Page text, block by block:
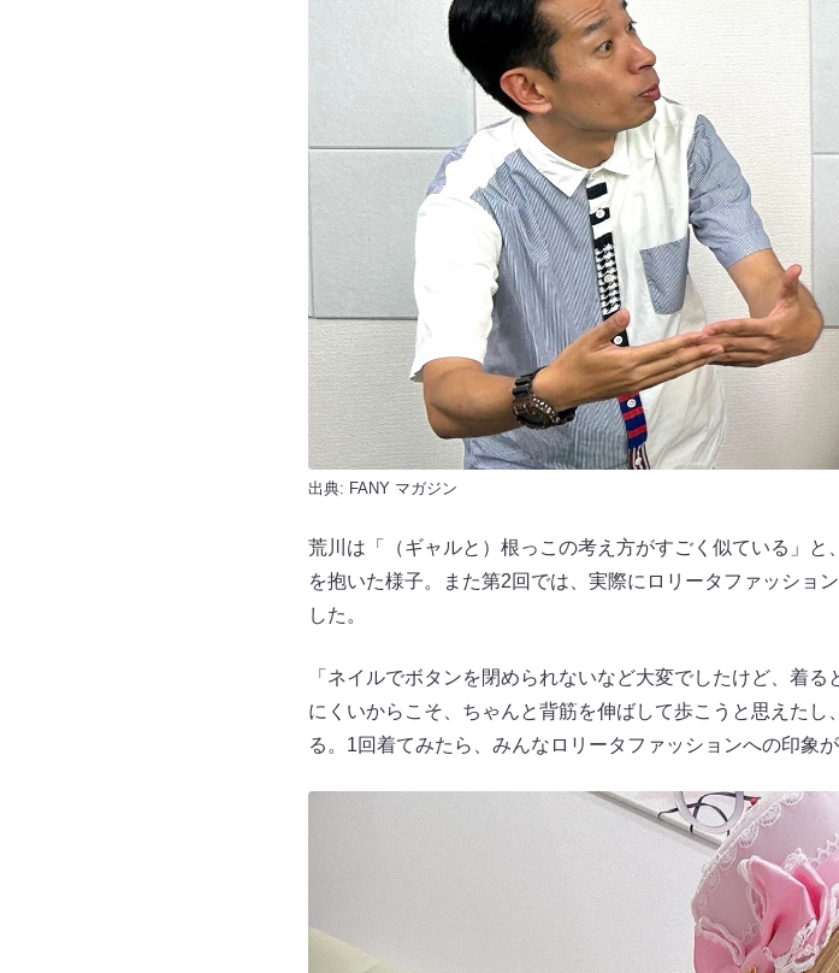
出典: FANY マガジン
荒川は「（ギャルと）根っこの考え方がすごく似ている」
を抱いた様子。また第2回では、実際にロリータファッショ
した。
「ネイルでボタンを閉められないなど大変でしたけど、着
にくいからこそ、ちゃんと背筋を伸ばして歩こうと思えた
る。1回着てみたら、みんなロリータファッションへの印象